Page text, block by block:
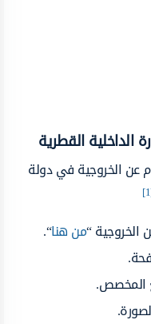
الداخلية القطرية
عن الخروجية في دولة
الخروجية “من هنا“.
المخصص.